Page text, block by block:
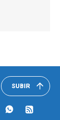
SUBIR